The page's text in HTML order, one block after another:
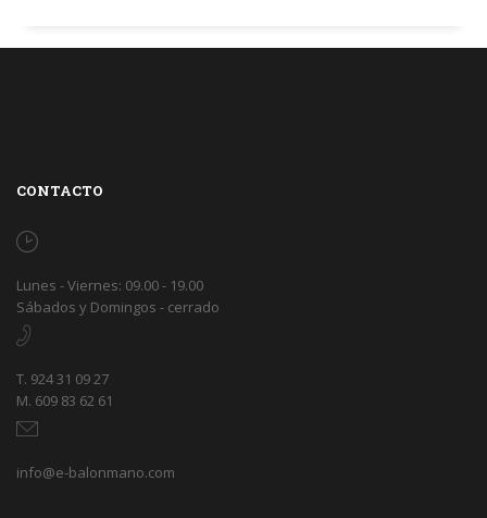
CONTACTO
Lunes - Viernes: 09.00 - 19.00
Sábados y Domingos - cerrado
T. 924 31 09 27
M. 609 83 62 61
info@e-balonmano.com